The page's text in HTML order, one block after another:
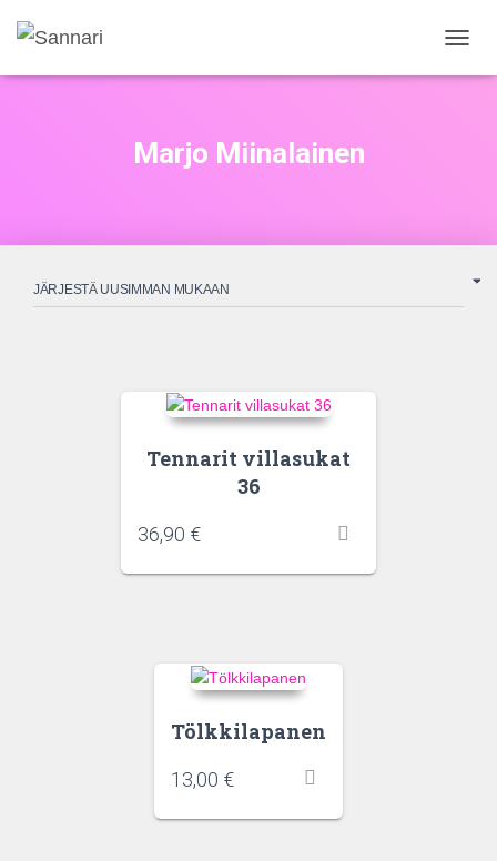
Marjo Miinalainen
Tennarit villasukat
36
36,90 €
Tölkkilapanen
13,00 €